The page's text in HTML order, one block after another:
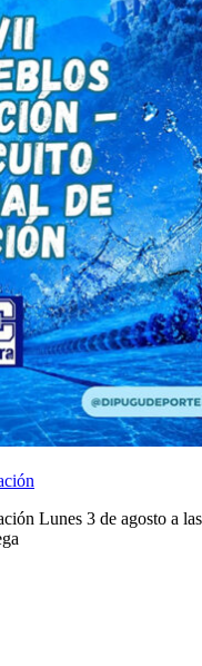
Lunes 3 de agosto a las